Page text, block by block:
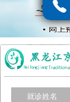
就诊姓名